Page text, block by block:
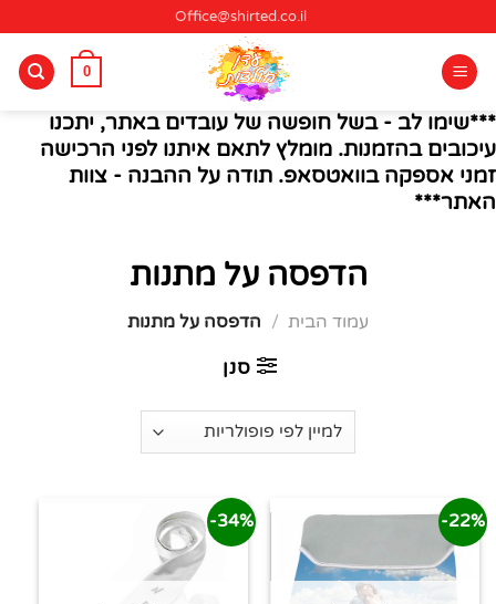
to
content
Office@shirted.co.il
0
***שימו לב - בשל חופשה של עובדים באתר, יתכנו
עיכובים בהזמנות. מומלץ לתאם איתנו לפני הרכישה
זמני אספקה בוואטסאפ. תודה על ההבנה - צוות
האתר***
הדפסה על מתנות
עמוד הבית / הדפסה על מתנות
סנן
22%-
34%-